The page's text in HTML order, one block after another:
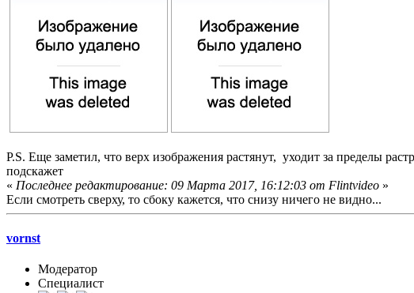
P.S. Еще заметил, что верх изображения растянут, уходит за пределы
подскажет
« Последнее редактирование: 09 Марта 2017, 16:12:03 от Flintvideo »
Если смотреть сверху, то сбоку кажется, что снизу ничего не видно...
vornst
Модератор
Специалист